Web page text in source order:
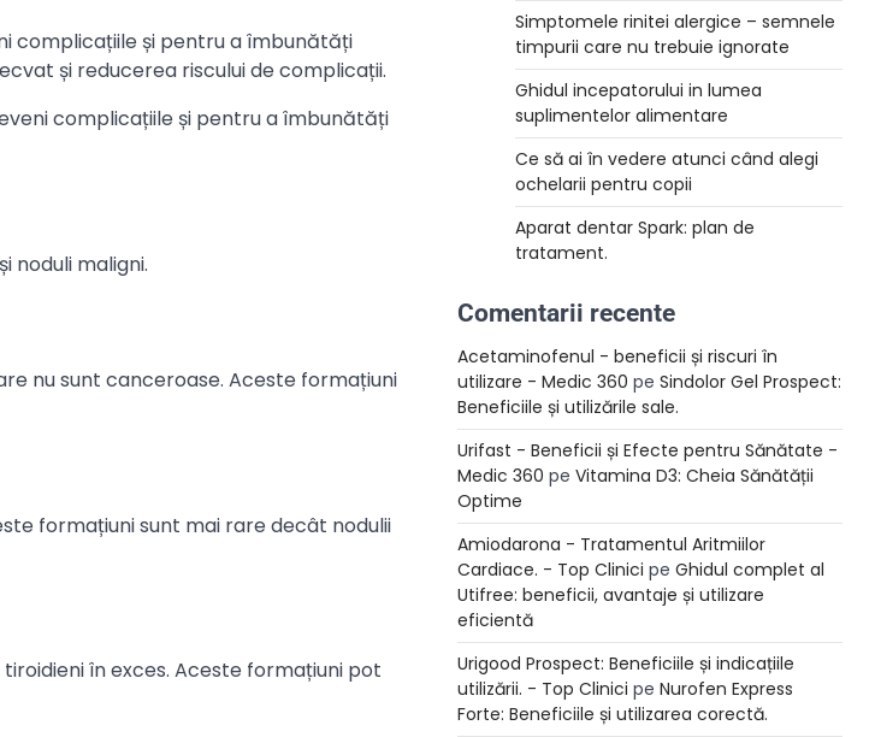
complicațiile și pentru a îmbunătăți
și reducerea riscului de complicații.
complicațiile și pentru a îmbunătăți
noduli maligni.
nu sunt canceroase. Aceste formațiuni
formațiuni sunt mai rare decât nodulii
în exces. Aceste formațiuni pot
Simptomele rinitei alergice – semnele
timpurii care nu trebuie ignorate
Ghidul incepatorului in lumea
suplimentelor alimentare
Ce să ai în vedere atunci când alegi
ochelarii pentru copii
Aparat dentar Spark: plan de
tratament.
Comentarii recente
Acetaminofenul - beneficii și riscuri în
utilizare - Medic 360 pe Sindolor Gel Prospect:
Beneficiile și utilizările sale.
Urifast - Beneficii și Efecte pentru Sănătate -
Medic 360 pe Vitamina D3: Cheia Sănătății
Optime
Amiodarona - Tratamentul Aritmiilor
Cardiace. - Top Clinici pe Ghidul complet al
Utifree: beneficii, avantaje și utilizare
eficientă
Urigood Prospect: Beneficiile și indicațiile
utilizării. - Top Clinici pe Nurofen Express
Forte: Beneficiile și utilizarea corectă.